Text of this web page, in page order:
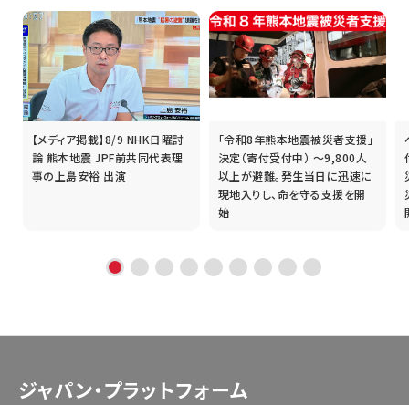
【メディア掲載】8/9 NHK日曜討
論 熊本地震 JPF前共同代表理
事の上島安裕 出演
「令和8年熊本地震被災者支援」
決定（寄付受付中） ～9,800人
以上が避難。発生当日に迅速に
現地入りし、命を守る支援を開
始
ジャパン・プラットフォーム